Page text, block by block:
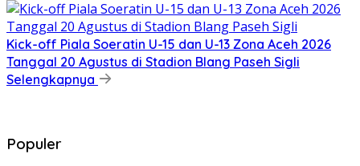
Kick-off Piala Soeratin U-15 dan U-13 Zona Aceh 2026
Tanggal 20 Agustus di Stadion Blang Paseh Sigli
Selengkapnya
Populer